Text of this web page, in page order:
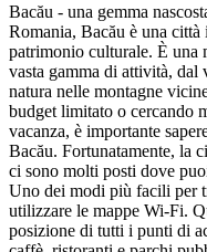
Bacău - una gemma
Romania, Bacău è una
patrimonio culturale. È una
vasta gamma di attività,
natura nelle montagne
budget limitato o cercando
vacanza, è importante
Bacău. Fortunatamente, la
ci sono molti posti dove
Uno dei modi più facili per
utilizzare le mappe Wi-Fi.
posizione di tutti i punti di